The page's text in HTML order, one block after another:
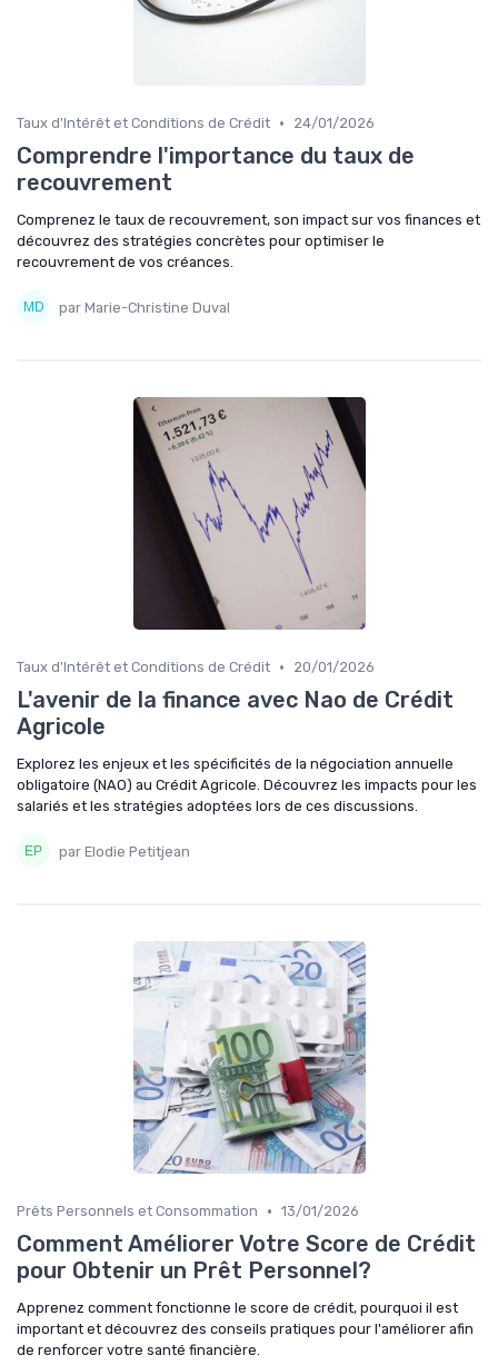
Taux d'Intérêt et Conditions de Crédit • 24/01/2026
Comprendre l'importance du taux de
recouvrement
Comprenez le taux de recouvrement, son impact sur vos finances et
découvrez des stratégies concrètes pour optimiser le
recouvrement de vos créances.
par Marie-Christine Duval
Taux d'Intérêt et Conditions de Crédit • 20/01/2026
L'avenir de la finance avec Nao de Crédit
Agricole
Explorez les enjeux et les spécificités de la négociation annuelle
obligatoire (NAO) au Crédit Agricole. Découvrez les impacts pour les
salariés et les stratégies adoptées lors de ces discussions.
par Elodie Petitjean
Prêts Personnels et Consommation • 13/01/2026
Comment Améliorer Votre Score de Crédit
pour Obtenir un Prêt Personnel?
Apprenez comment fonctionne le score de crédit, pourquoi il est
important et découvrez des conseils pratiques pour l'améliorer afin
de renforcer votre santé financière.